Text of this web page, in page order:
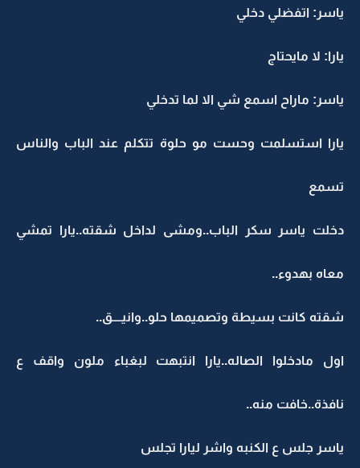
ياسر: اتفضلي دخلي
يارا: لا مايحتاج
ياسر: ماراح اسمع شي الا لما تدخلي
يارا استسلمت وحست مو حلوة تتكلم عند الباب والناس
تسمع
دخلت ياسر سكر الباب..ومشى لداخل شقته..يارا تمشي
معاه بهدوء..
شقته كانت بسيطة وتصميمها حلو..وانيــــق..
اول مادخلوا الصاله..يارا انتبهت لبغباء ملون واقف ع
نافذة..خافت منه..
ياسر جلس ع الكنبه واشر ليارا تجلس